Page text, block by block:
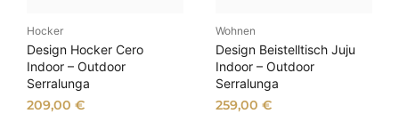
Hocker
Design Hocker Cero
Indoor – Outdoor
Serralunga
209,00€
Wohnen
Design Beistelltisch Juju
Indoor – Outdoor
Serralunga
259,00 €